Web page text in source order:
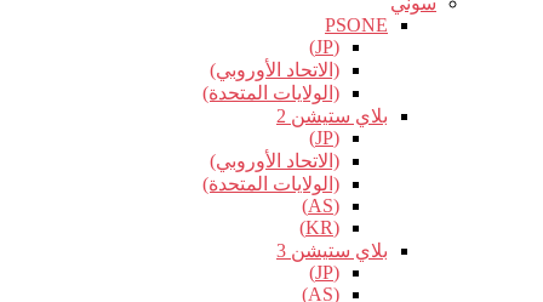
PSONE
(JP)
(الاتحاد الأوروبي)
(الولايات المتحدة)
بلاي ستيشن 2
(JP)
(الاتحاد الأوروبي)
(الولايات المتحدة)
(AS)
(KR)
بلاي ستيشن 3
(JP)
(AS)